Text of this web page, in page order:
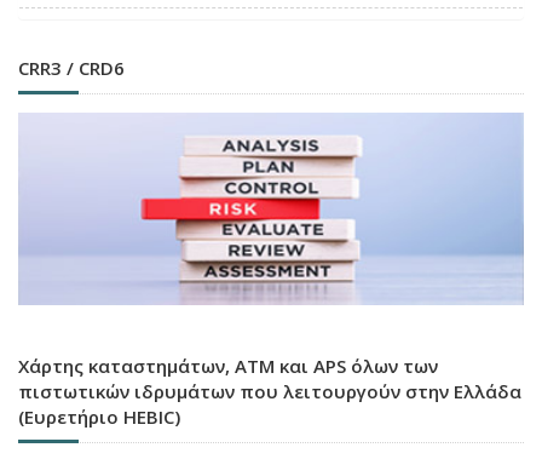
CRR3 / CRD6
Χάρτης καταστημάτων, ATM και APS όλων των
πιστωτικών ιδρυμάτων που λειτουργούν στην Ελλάδα
(Ευρετήριο HEBIC)